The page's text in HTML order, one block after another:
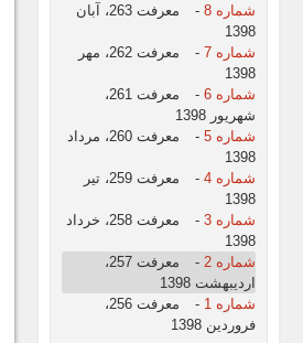
شماره 8
-
معرفت 263، آبان
1398
شماره 7
-
معرفت 262، مهر
1398
شماره 6
-
معرفت 261،
شهریور 1398
شماره 5
-
معرفت 260، مرداد
1398
شماره 4
-
معرفت 259، تیر
1398
شماره 3
-
معرفت 258، خرداد
1398
شماره 2
-
معرفت 257،
اردیبهشت 1398
شماره 1
-
معرفت 256،
فروردین 1398